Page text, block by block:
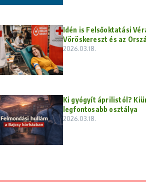
Idén is Felsőoktatási
Vöröskereszt és az
2026.03.18.
Ki gyógyít áprilistól?
legfontosabb osztálya
2026.03.18.